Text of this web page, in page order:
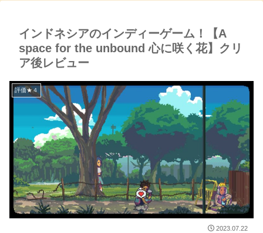
インドネシアのインディーゲーム！【A
space for the unbound 心に咲く花】クリ
ア後レビュー
評価★４
2023.07.22